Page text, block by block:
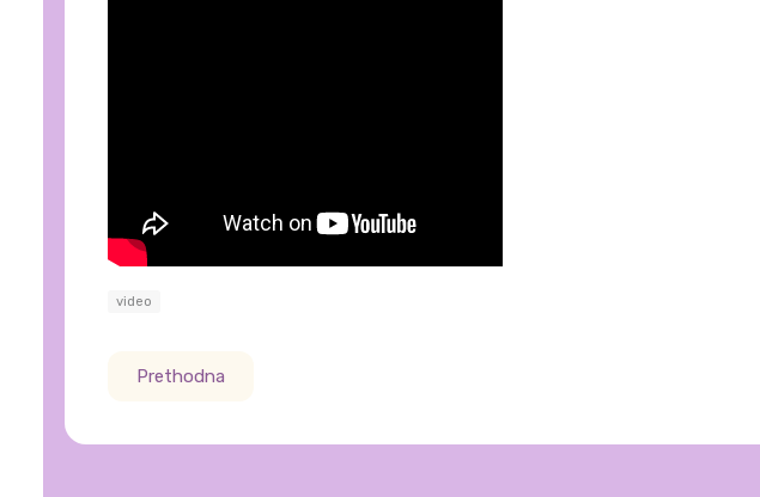
video
Prethodna